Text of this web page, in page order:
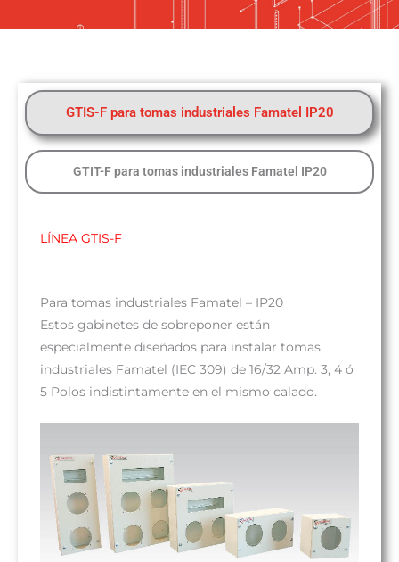
GTIS-F para tomas industriales Famatel IP20
GTIT-F para tomas industriales Famatel IP20
LÍNEA GTIS-F
Para tomas industriales Famatel – IP20
Estos gabinetes de sobreponer están
especialmente diseñados para instalar tomas
industriales Famatel (IEC 309) de 16/32 Amp. 3, 4 ó
5 Polos indistintamente en el mismo calado.